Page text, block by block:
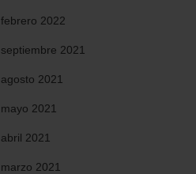
febrero 2022
septiembre 2021
agosto 2021
mayo 2021
abril 2021
marzo 2021